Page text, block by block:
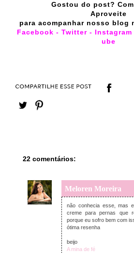
Gostou do post?
Aproveite
para acompanhar nosso blog
Facebook - Twitter- Instagram
ube
22 comentários:
Meloren Moreira
não conhecia esse, mas
creme para pernas que
porque eu sofro bem com
ótima resenha
beijo
A mina de fé